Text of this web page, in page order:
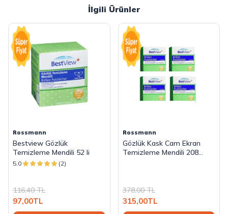
İlgili Ürünler
Rossmann
Bestview Gözlük
Temizleme Mendili 52 li
5.0 (2)
116,40TL
97,00TL
Rossmann
Gözlük Kask Cam Ekran
Temizleme Mendili 208
378,00TL
315,00TL